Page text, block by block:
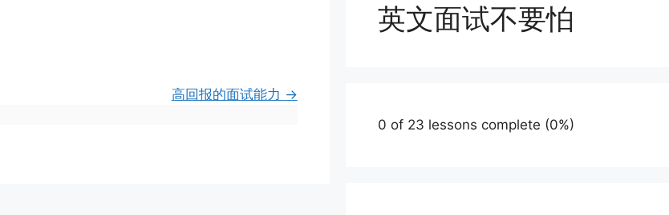
高回报的面试能力
英文面试不要怕
0 of 23 lessons complete (0%)